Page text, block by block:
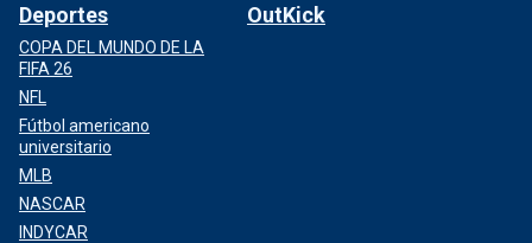
Deportes
COPA DEL MUNDO DE LA
FIFA 26
NFL
Fútbol americano
universitario
MLB
NASCAR
INDYCAR
OutKick